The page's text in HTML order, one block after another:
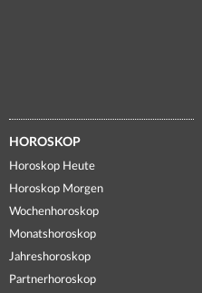
HOROSKOP
Horoskop Heute
Horoskop Morgen
Wochenhoroskop
Monatshoroskop
Jahreshoroskop
Partnerhoroskop